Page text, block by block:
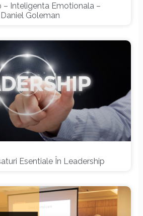
– Inteligenta Emotionala –
Daniel Goleman
Esentiale În Leadership